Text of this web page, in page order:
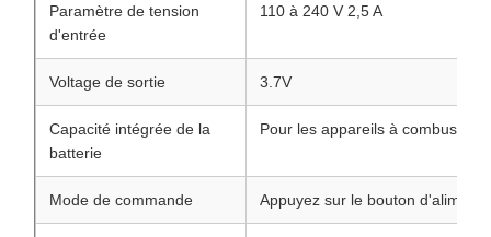
Paramètre de tension
d'entrée
110 à 240 V 2,5 A
Voltage de sortie 3.7V
Capacité intégrée de la
batterie
Pour les appareils à combustion
Mode de commande Appuyez sur le bouton